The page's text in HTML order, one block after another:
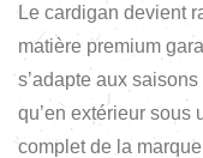
Le cardigan devient
matière premium
s’adapte aux
qu’en extérieur sous
complet de la